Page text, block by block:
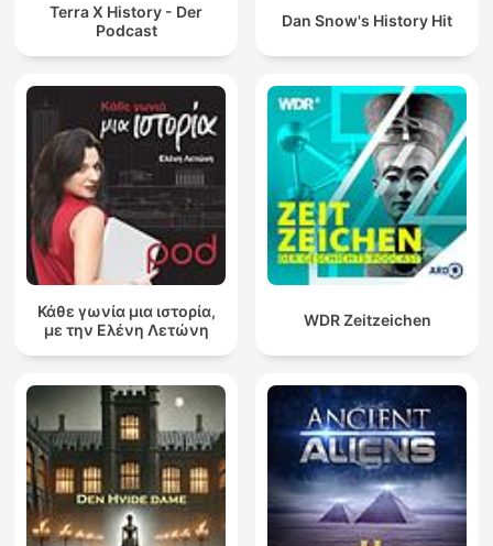
Terra X History - Der
Podcast
Dan Snow's History Hit
Κάθε γωνία μια ιστορία,
με την Ελένη Λετώνη
WDR Zeitzeichen